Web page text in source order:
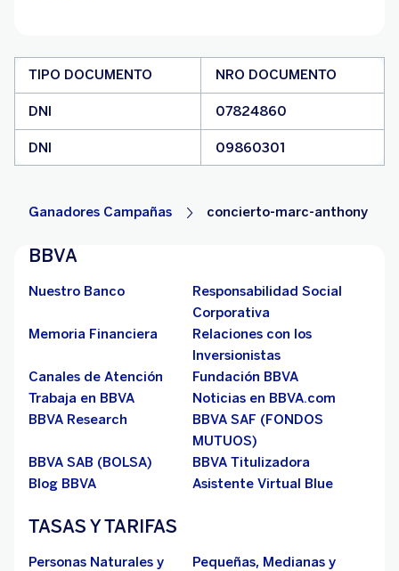
TIPO DOCUMENTO NRO DOCUMENTO
DNI 07824860
DNI 09860301
Ganadores Campañas concierto-marc-anthony
BBVA
Nuestro Banco
Responsabilidad Social
Corporativa
Memoria Financiera
Relaciones con los
Inversionistas
Canales de Atención
Fundación BBVA
Trabaja en BBVA
Noticias en BBVA.com
BBVA Research
BBVA SAF (FONDOS
MUTUOS)
BBVA SAB (BOLSA)
BBVA Titulizadora
Blog BBVA
Asistente Virtual Blue
TASAS Y TARIFAS
Personas Naturales y
Pequeñas, Medianas y